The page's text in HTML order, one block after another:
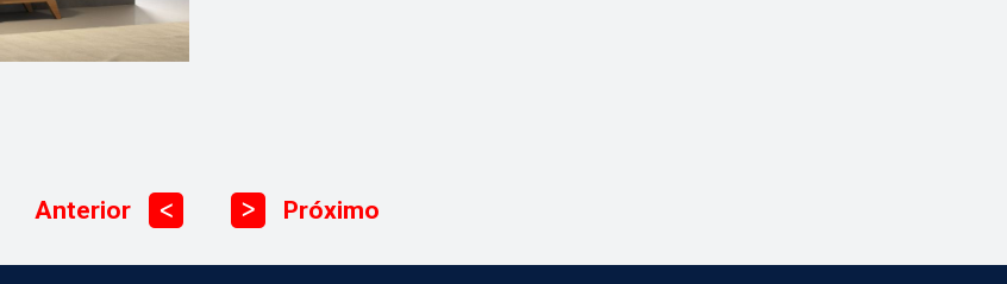
Anterior ᐳ ᐳ Próximo